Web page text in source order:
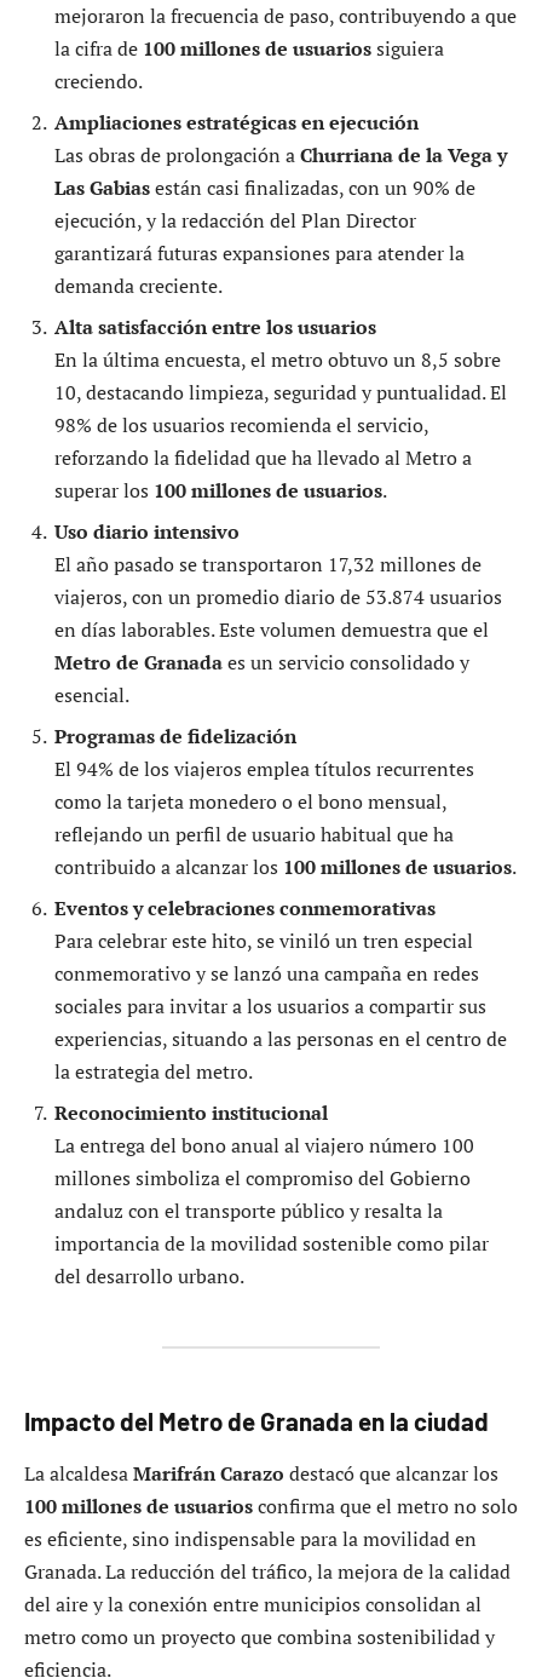
mejoraron la frecuencia de paso, contribuyendo a que
la cifra de 100 millones de usuariossiguiera
creciendo.
Ampliaciones estratégicas en ejecución
Las obras de prolongación aChurriana de la Vega y
Las Gabiasestán casi finalizadas, con un 90% de
ejecución, y la redacción del Plan Director
garantizará futuras expansiones para atender la
demanda creciente.
Alta satisfacción entre los usuarios
En la última encuesta, el metro obtuvo un 8,5 sobre
10, destacando limpieza, seguridad y puntualidad. El
98% de los usuarios recomienda el servicio,
reforzando la fidelidad que ha llevado al Metro a
superar los 100 millones de usuarios.
Uso diario intensivo
El año pasado se transportaron 17,32 millones de
viajeros, con un promedio diario de 53.874 usuarios
en días laborables. Este volumen demuestra que el
Metro de Granadaes un servicio consolidado y
esencial.
Programas de fidelización
El 94% de los viajeros emplea títulos recurrentes
como la tarjeta monedero o el bono mensual,
reflejando un perfil de usuario habitual que ha
contribuido a alcanzar los 100 millones de usuarios.
Eventos y celebraciones conmemorativas
Para celebrar este hito, se viniló un tren especial
conmemorativo y se lanzó una campaña en redes
sociales para invitar a los usuarios a compartir sus
experiencias, situando a las personas en el centro de
la estrategia del metro.
Reconocimiento institucional
La entrega del bono anual al viajero número 100
millones simboliza el compromiso del Gobierno
andaluz con el transporte público y resalta la
importancia de la movilidad sostenible como pilar
del desarrollo urbano.
Impacto del Metro de Granada en la ciudad
La alcaldesaMarifrán Carazo destacó que alcanzar los
100 millones de usuariosconfirma que el metro no solo
es eficiente, sino indispensable para la movilidad en
Granada. La reducción del tráfico, la mejora de la calidad
del aire y la conexión entre municipios consolidan al
metro como un proyecto que combina sostenibilidad y
eficiencia.